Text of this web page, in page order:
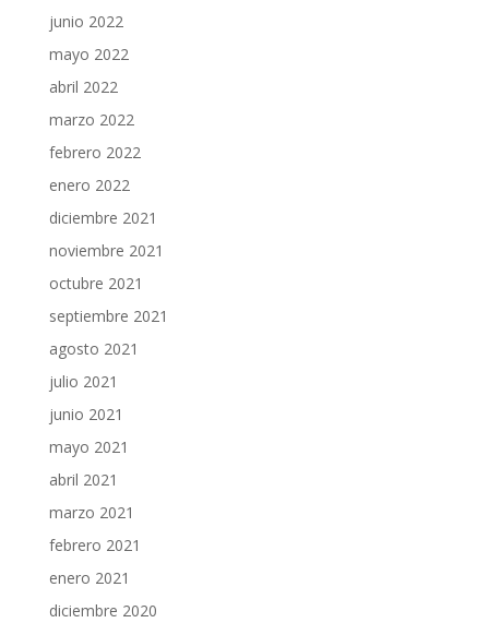
junio 2022
mayo 2022
abril 2022
marzo 2022
febrero 2022
enero 2022
diciembre 2021
noviembre 2021
octubre 2021
septiembre 2021
agosto 2021
julio 2021
junio 2021
mayo 2021
abril 2021
marzo 2021
febrero 2021
enero 2021
diciembre 2020